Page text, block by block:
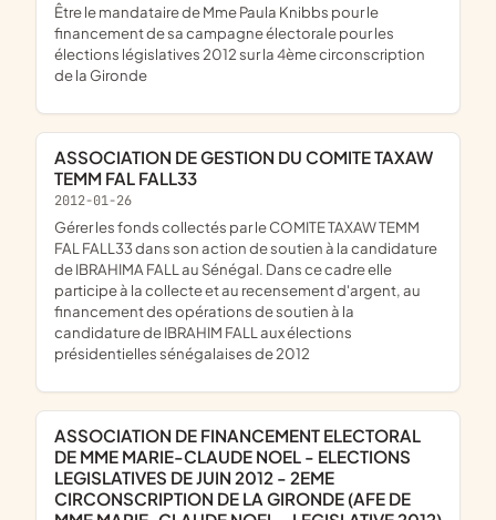
être le mandataire de Mme Paula Knibbs pour le
financement de sa campagne électorale pour les
élections législatives 2012 sur la 4ème circonscription
de la Gironde
ASSOCIATION DE GESTION DU COMITE TAXAW
TEMM FAL FALL33
2012-01-26
gérer les fonds collectés par le COMITE TAXAW TEMM
FAL FALL33 dans son action de soutien à la candidature
de IBRAHIMA FALL au Sénégal. Dans ce cadre elle
participe à la collecte et au recensement d'argent, au
financement des opérations de soutien à la
candidature de IBRAHIM FALL aux élections
présidentielles sénégalaises de 2012
ASSOCIATION DE FINANCEMENT ELECTORAL
DE MME MARIE-CLAUDE NOEL - ELECTIONS
LEGISLATIVES DE JUIN 2012 - 2EME
CIRCONSCRIPTION DE LA GIRONDE (AFE DE